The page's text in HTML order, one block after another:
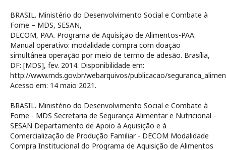
BRASIL. Ministério do Desenvolvimento Social e Combate à
Fome – MDS, SESAN,
DECOM, PAA. Programa de Aquisição de Alimentos-PAA:
Manual operativo: modalidade compra com doação
simultânea operação por meio de termo de adesão. Brasília,
DF: [MDS], fev. 2014. Disponibilidade em:
http://www.mds.gov.br/webarquivos/publicacao/
Acesso em: 14 maio 2021.
BRASIL. Ministério do Desenvolvimento Social e Combate à
Fome - MDS Secretaria de Segurança Alimentar e Nutricional -
SESAN Departamento de Apoio à Aquisição e à
Comercialização de Produção Familiar - DECOM Modalidade
Compra Institucional do Programa de Aquisição de Alimentos